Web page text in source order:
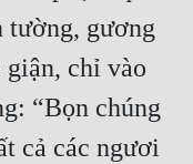
tường, gương
chỉ vào
“Bọn chúng
cả các ngươi